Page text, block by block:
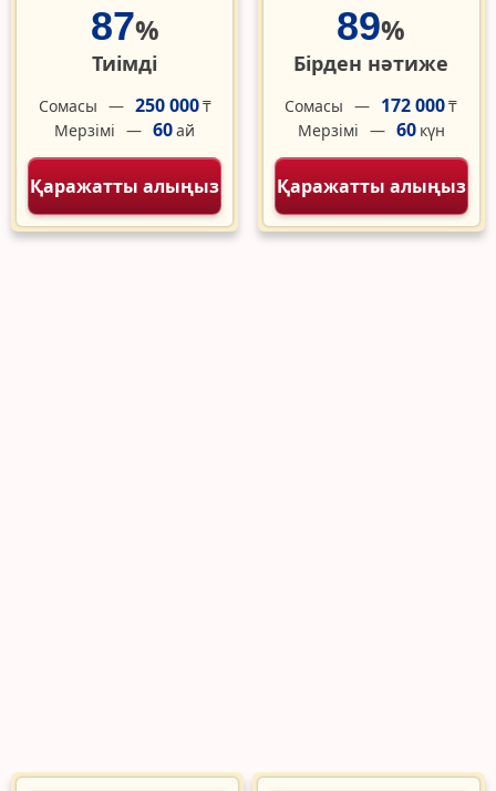
87%
Тиімді
Сомасы 250 000₸
Мерзімі
60ай
Қаражатты алыңыз
89%
Бірден нәтиже
Сомасы 172 000₸
Мерзімі
60 күн
Қаражатты алыңыз